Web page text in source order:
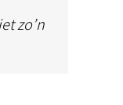
zo’n